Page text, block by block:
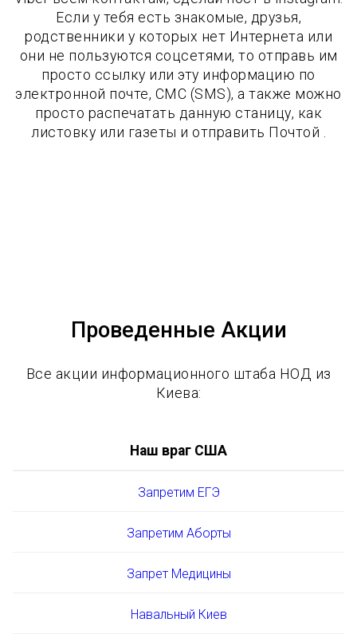
Если у тебя есть знакомые, друзья,
родственники у которых нет Интернета или
они не пользуются соцсетями, то отправь им
просто ссылку или эту информацию по
электронной почте, СМС (SMS), а также можно
просто распечатать данную станицу, как
листовку или газеты и отправить Почтой .
Проведенные Акции
Все акции информационного штаба НОД из
Киева:
Наш враг США
Запретим ЕГЭ
Запретим Аборты
Запрет Медицины
Навальный Киев